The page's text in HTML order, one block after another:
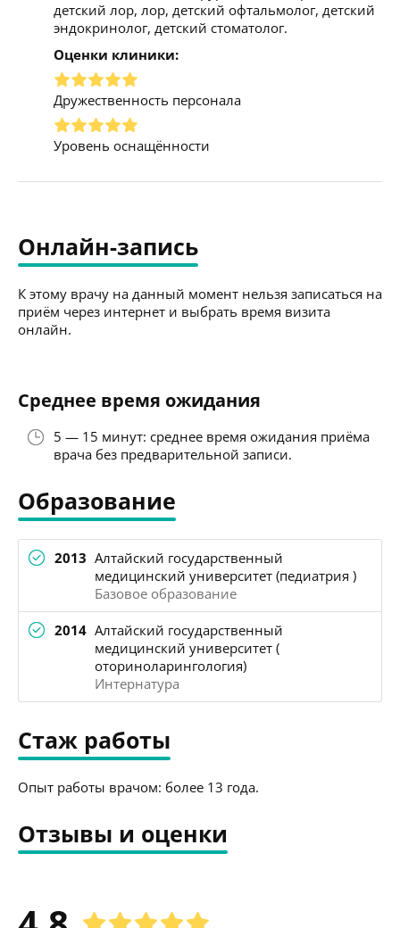
детский лор, лор, детский офтальмолог, детский
эндокринолог, детский стоматолог.
Оценки клиники:
Дружественность персонала
Уровень оснащённости
Онлайн-запись
К этому врачу на данный момент нельзя записаться на
приём через интернет и выбрать время визита
онлайн.
Среднее время ожидания
5 — 15 минут: среднее время ожидания приёма
врача без предварительной записи.
Образование
2013 Алтайский государственный
медицинский университет (педиатрия )
Базовое образование
2014 Алтайский государственный
медицинский университет (
оториноларингология)
Интернатура
Стаж работы
Опыт работы врачом: более 13 года.
Отзывы и оценки